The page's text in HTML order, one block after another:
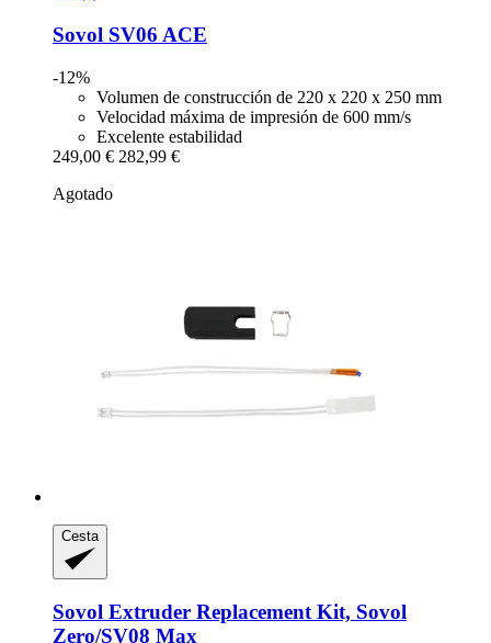
Sovol SV06 ACE
-12%
Volumen de construcción de 220 x 220 x 250 mm
Velocidad máxima de impresión de 600 mm/s
Excelente estabilidad
249,00 € 282,99 €
Agotado
Cesta
Sovol Extruder Replacement Kit, Sovol
Zero/SV08 Max